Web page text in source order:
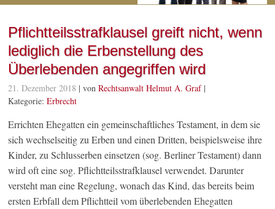
Pflichtteilsstrafklausel greift nicht, wenn
lediglich die Erbenstellung des
Überlebenden angegriffen wird
21. Dezember 2018 | vonRechtsanwalt Helmut A. Graf|
Kategorie:Erbrecht
Errichten Ehegatten ein gemeinschaftliches Testament, in dem sie
sich wechselseitig zu Erben und einen Dritten, beispielsweise ihre
Kinder, zu Schlusserben einsetzen (sog. Berliner Testament) dann
wird oft eine sog. Pflichtteilsstrafklausel verwendet. Darunter
versteht man eine Regelung, wonach das Kind, das bereits beim
ersten Erbfall dem Pflichtteil vom überlebenden Ehegatten